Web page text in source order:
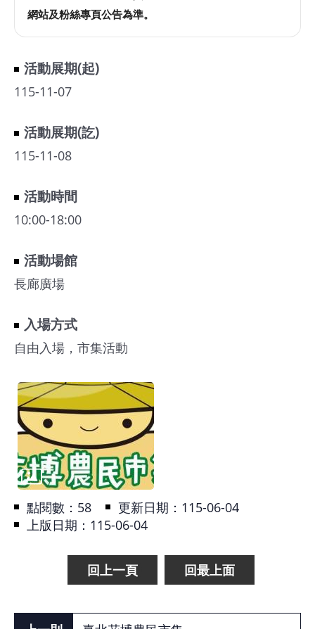
網站及粉絲專頁公告為準。
活動展期(起)
115-11-07
活動展期(訖)
115-11-08
活動時間
10:00-18:00
活動場館
長廊廣場
入場方式
自由入場，市集活動
點閱數： 58
更新日期：115-06-04
上版日期：115-06-04
回上一頁 回最上面